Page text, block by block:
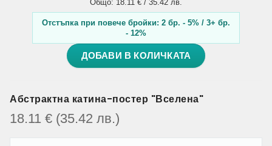
Общо: 18.11 € / 35.42 лв.
Отстъпка при повече бройки: 2 бр. - 5% / 3+ бр.
- 12%
ДОБАВИ В КОЛИЧКАТА
Абстрактна катина-постер "Вселена"
18.11 € (35.42 лв.)